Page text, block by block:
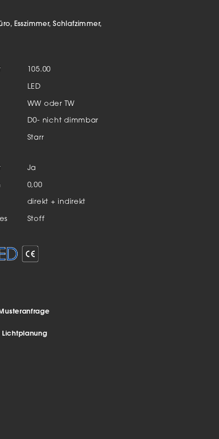
Esszimmer
Schlafzimmer
105.00
LED
WW oder TW
D0- nicht dimmbar
Starr
Ja
0,00
direkt + indirekt
Stoff
Lichtplanung